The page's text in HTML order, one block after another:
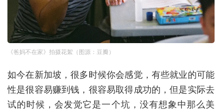
《爸妈不在家》拍摄花絮（图源：豆瓣）
如今在新加坡，很多时候你会感觉，有些就业的可能
性是很容易赚到钱，很容易取得成功的，但是实际去
试的时候，会发觉它是一个坑，没有想象中那么美